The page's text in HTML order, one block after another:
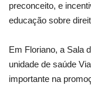
preconceito, e
educação sobre
Em Floriano, a Sala
unidade de saúde
importante na